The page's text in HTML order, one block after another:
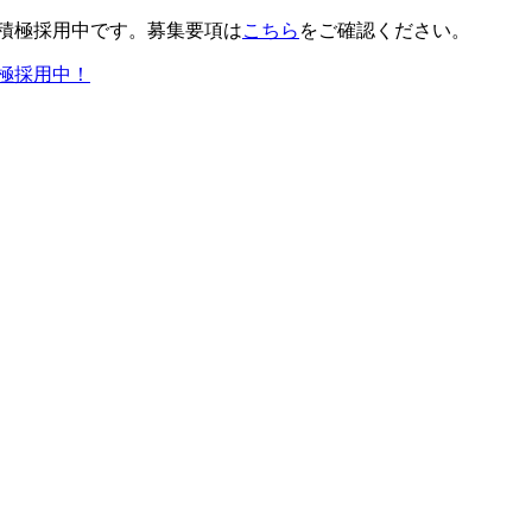
極採用中です。募集要項はこちら をご確認ください。
採用中！